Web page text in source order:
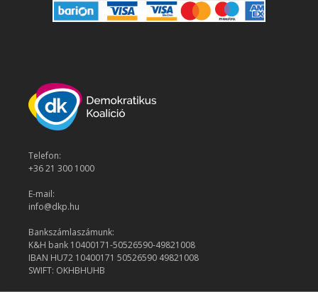
Telefon:
+36 21 300 1000
E-mail:
info@dkp.hu
Bankszámlaszámunk:
K&H bank 10400171-50526590-49821008
IBAN HU72 10400171 50526590 49821008
SWIFT: OKHBHUHB